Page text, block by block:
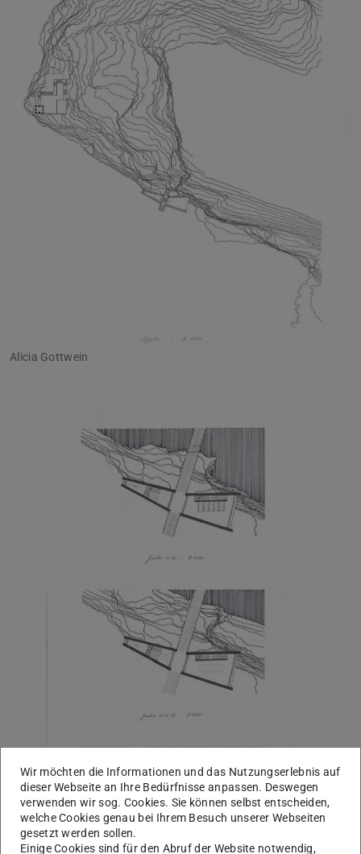
Alicia Gottwein
Wir möchten die Informationen und das Nutzungserlebnis auf
dieser Webseite an Ihre Bedürfnisse anpassen. Deswegen
verwenden wir sog. Cookies. Sie können selbst entscheiden,
welche Cookies genau bei Ihrem Besuch unserer Webseiten
gesetzt werden sollen.
Einige Cookies sind für den Abruf der Website notwendig,